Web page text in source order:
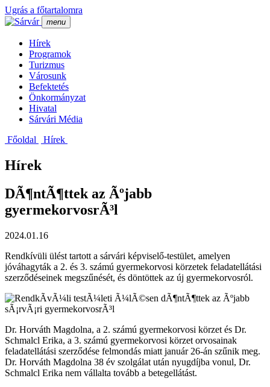
Ugrás a főtartalomra
menu
Hí­rek
Programok
Turizmus
Városunk
Befektetés
Önkormányzat
Hivatal
Sárvári Média
Főoldal
Hí­rek
Hírek
DÃ¶ntÃ¶ttek az Ãºjabb
gyermekorvosrÃ³l
2024.01.16
Rendkívüli ülést tartott a sárvári képviselő-testület, amelyen
jóváhagyták a 2. és 3. számú gyermekorvosi körzetek feladatellátási
szerződéseinek megszűnését, és döntöttek az új gyermekorvosról.
Dr. Horváth Magdolna, a 2. számú gyermekorvosi körzet és Dr.
Schmalcl Erika, a 3. számú gyermekorvosi körzet orvosainak
feladatellátási szerződése felmondás miatt január 26-án szűnik meg.
Dr. Horváth Magdolna 38 év szolgálat után nyugdíjba vonul, Dr.
Schmalcl Erika nem vállalta tovább a betegellátást.